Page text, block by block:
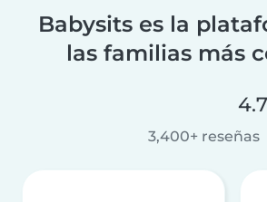
Babysits es la
las familias más
3,400+ reseñas